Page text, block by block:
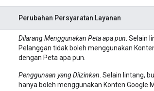
Perubahan Persyaratan Layanan
Dilarang Menggunakan Peta apa pun . Selain
Pelanggan tidak boleh menggunakan
dengan Peta apa pun.
Penggunaan yang Diizinkan . Selain lintang,
hanya boleh menggunakan Konten Google